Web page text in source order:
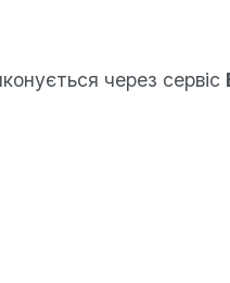
через сервіс